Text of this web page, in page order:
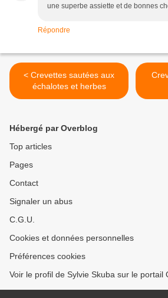
une superbe assiette et de bonnes
Répondre
< Crevettes sautées aux
échalotes et herbes
Hébergé par Overblog
Top articles
Pages
Contact
Signaler un abus
C.G.U.
Cookies et données personnelles
Préférences cookies
Voir le profil de Sylvie Skuba sur le portail